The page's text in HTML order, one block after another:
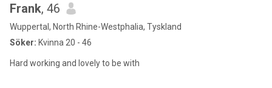
Frank, 46
Wuppertal, North Rhine-Westphalia, Tyskland
Söker: Kvinna 20 - 46
Hard working and lovely to be with